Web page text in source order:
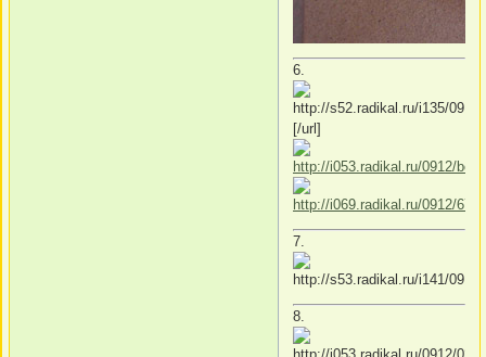
6.
[/url]
7.
8.